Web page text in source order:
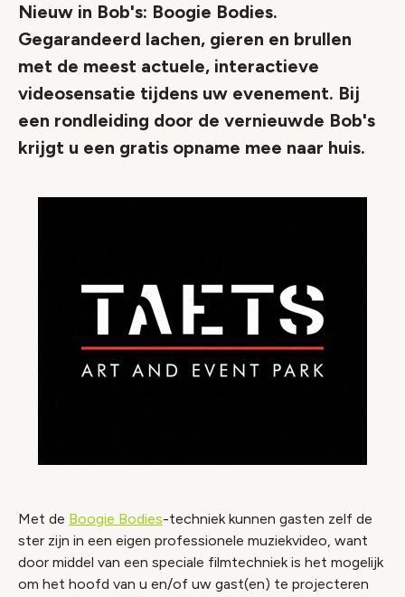
Nieuw in Bob's: Boogie Bodies.
Gegarandeerd lachen, gieren en brullen
met de meest actuele, interactieve
videosensatie tijdens uw evenement. Bij
een rondleiding door de vernieuwde Bob's
krijgt u een gratis opname mee naar huis.
Met de Boogie Bodies-techniek kunnen gasten zelf de
ster zijn in een eigen professionele muziekvideo, want
door middel van een speciale filmtechniek is het mogelijk
om het hoofd van u en/of uw gast(en) te projecteren